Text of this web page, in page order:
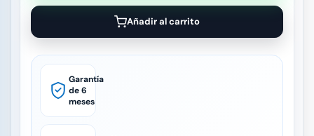
Añadir al carrito
Garantía
de 6
meses